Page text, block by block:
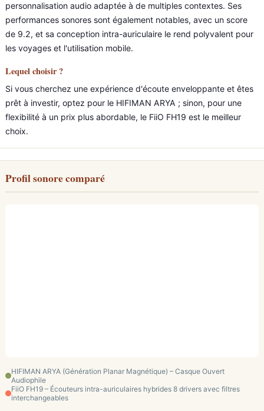
personnalisation audio adaptée à de multiples contextes. Ses
performances sonores sont également notables, avec un score
de 9.2, et sa conception intra-auriculaire le rend polyvalent pour
les voyages et l'utilisation mobile.
Lequel choisir ?
Si vous cherchez une expérience d'écoute enveloppante et êtes
prêt à investir, optez pour le HIFIMAN ARYA ; sinon, pour une
flexibilité à un prix plus abordable, le FiiO FH19 est le meilleur
choix.
Profil sonore comparé
HIFIMAN ARYA (Génération Planar Magnétique) – Casque Ouvert
Audiophile
FiiO FH19 – Écouteurs intra-auriculaires hybrides 8 drivers avec filtres
interchangeables